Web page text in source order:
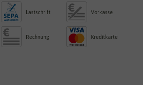
Lastschrift Vorkasse
Rechnung Kreditkarte